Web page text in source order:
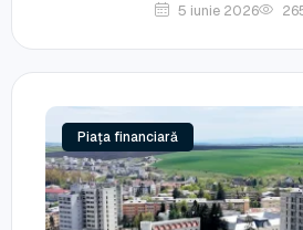
5 iunie 2026
Piața financiară